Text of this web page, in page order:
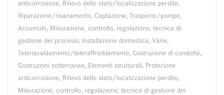
anticorrosione, Rilievo dello stato/localizzazione perdite,
Riparazione/risanamento, Captazione, Trasporto/pompe,
Accumulo, Misurazione, controllo, regolazione; tecnica di
gestione dei processi, Installazione domestica, Varie,
Teleriscaldamento/teleraffreddamento, Costruzione di condotte,
Costruzioni sotterranee, Elementi strutturali, Protezione
anticorrosione, Rilievo dello stato/localizzazione perdite,
Misurazione, controllo, regolazione; tecnica di gestione dei